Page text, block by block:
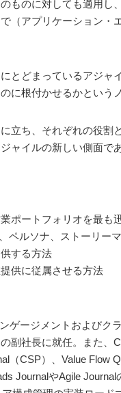
ものに対しても適用
（アプリケーション
とどまっているアジ
に根付かせるかという
立ち、それぞれの役
ャイルの新しい側面で
ポートフォリオを最も
ペルソナ、ストーリ
する方法
供に従属させる方法
ゲージメントおよび
副社長に就任。また
（CSP）、Value
JournalやAgile